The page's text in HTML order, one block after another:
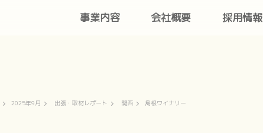
事業内容 会社概要 採用情報
2025年9月 出張・取材レポート 関西 島根ワイナリー